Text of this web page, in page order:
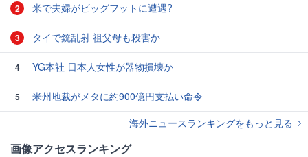
2 米で夫婦がビッグフットに遭遇?
3 タイで銃乱射 祖父母も殺害か
4 YG本社 日本人女性が器物損壊か
5
米州地裁がメタに約900億円支払い命令
海外ニュースランキングをもっと見る
画像アクセスランキング